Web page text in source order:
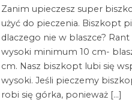
Zanim upieczesz super
użyć do pieczenia. Biszkopt
dlaczego nie w blaszce?
wysoki minimum 10 cm-
cm. Nasz biszkopt lubi się
wysoki. Jeśli pieczemy
robi się górka, ponieważ […]